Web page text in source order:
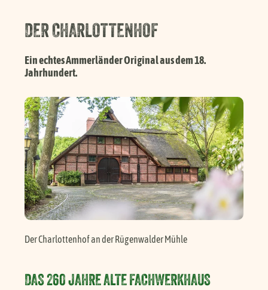
DER CHARLOTTENHOF
Ein echtes Ammerländer Original aus dem 18.
Jahrhundert.
Der Charlottenhof an der Rügenwalder Mühle
DAS 260 JAHRE ALTE FACHWERKHAUS